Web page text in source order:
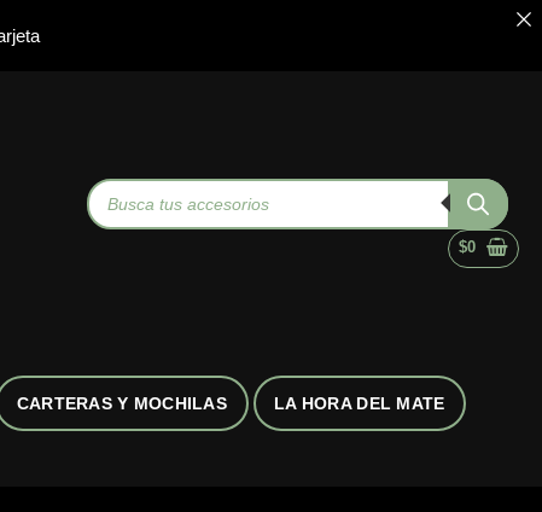
Búsqueda
de
productos
$0
CARTERAS Y MOCHILAS LA HORA DEL MATE